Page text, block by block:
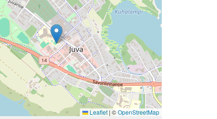
Leaflet | ©OpenStreetMap